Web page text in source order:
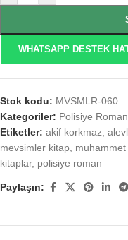
WHATSAPP DESTEK
Stok kodu: MVSMLR-060
Kategoriler: Polisiye Roman
Etiketler: akif korkmaz
mevsimler kitap muhammet
kitaplar, polisiye roman
Paylaşın: